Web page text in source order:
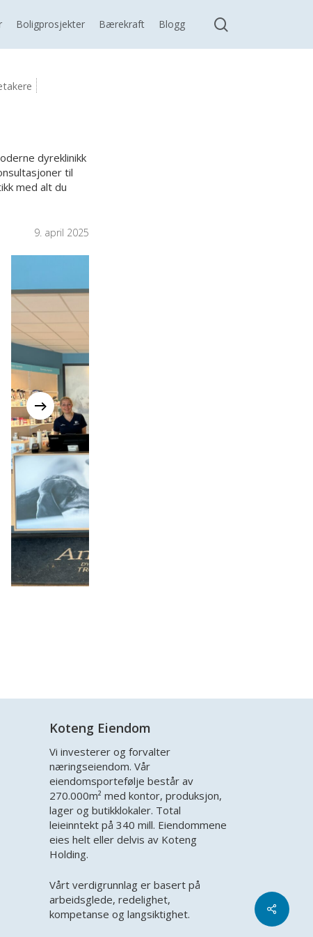
Boligprosjekter Bærekraft Blogg
dyreklinikk
til
med alt du
9. april 2025
Koteng Eiendom
Vi investerer og forvalter
næringseiendom. Vår
eiendomsportefølje består av
270.000m² med kontor, produksjon,
lager og butikklokaler. Total
leieinntekt på 340 mill. Eiendommene
eies helt eller delvis av Koteng
Holding.
Vårt verdigrunnlag er basert på
arbeidsglede, redelighet,
kompetanse og langsiktighet.